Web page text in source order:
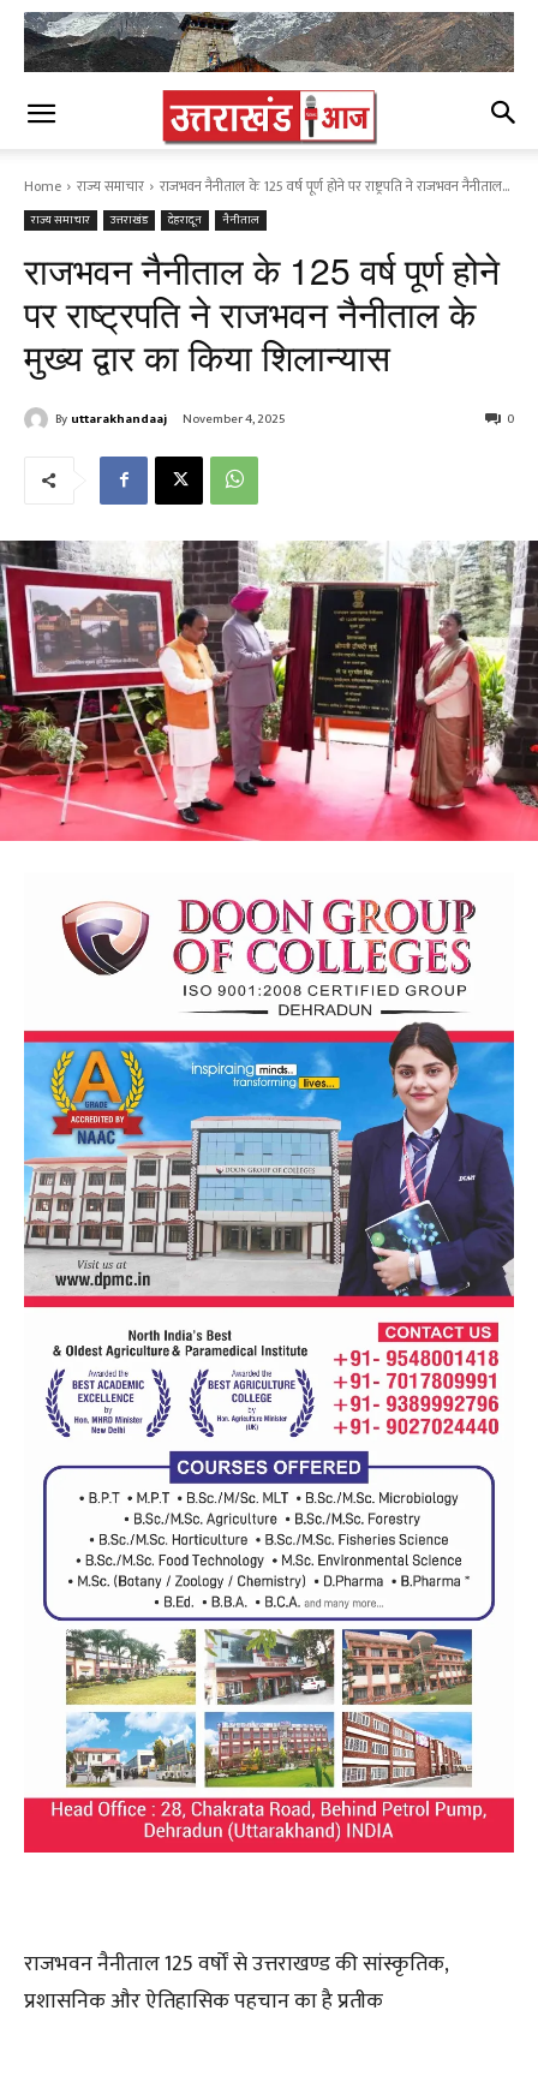
Home राज्य समाचार राजभवन नैनीताल के 125 वर्ष पूर्ण होने पर राष्ट्रपति ने राजभवन नैनीताल...
राज्य समाचार उत्तराखंड देहरादून नैनीताल
राजभवन नैनीताल के 125 वर्ष पूर्ण होने
पर राष्ट्रपति ने राजभवन नैनीताल के
मुख्य द्वार का किया शिलान्यास
By uttarakhandaaj November 4, 2025 0
राजभवन नैनीताल 125 वर्षों से उत्तराखण्ड की सांस्कृतिक,
प्रशासनिक और ऐतिहासिक पहचान का है प्रतीक